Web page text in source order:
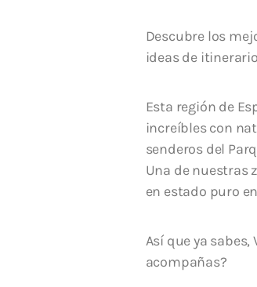
Descubre los
ideas de
Esta región de
increíbles con
senderos del
Una de nuestras
en estado puro
Así que ya
acompañas?